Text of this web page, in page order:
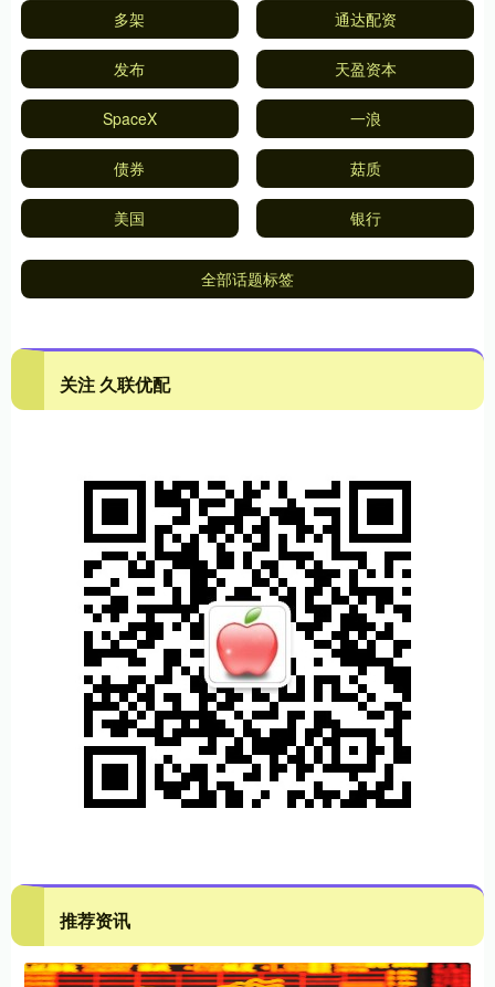
多架 通达配资
发布 天盈资本
SpaceX 一浪
债券 菇质
美国 银行
全部话题标签
关注 久联优配
推荐资讯